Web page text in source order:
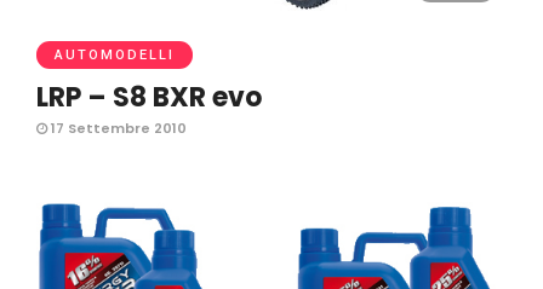
AUTOMODELLI
LRP – S8 BXR evo
17 Settembre 2010